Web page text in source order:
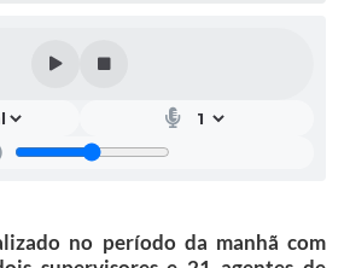
no período da manhã com